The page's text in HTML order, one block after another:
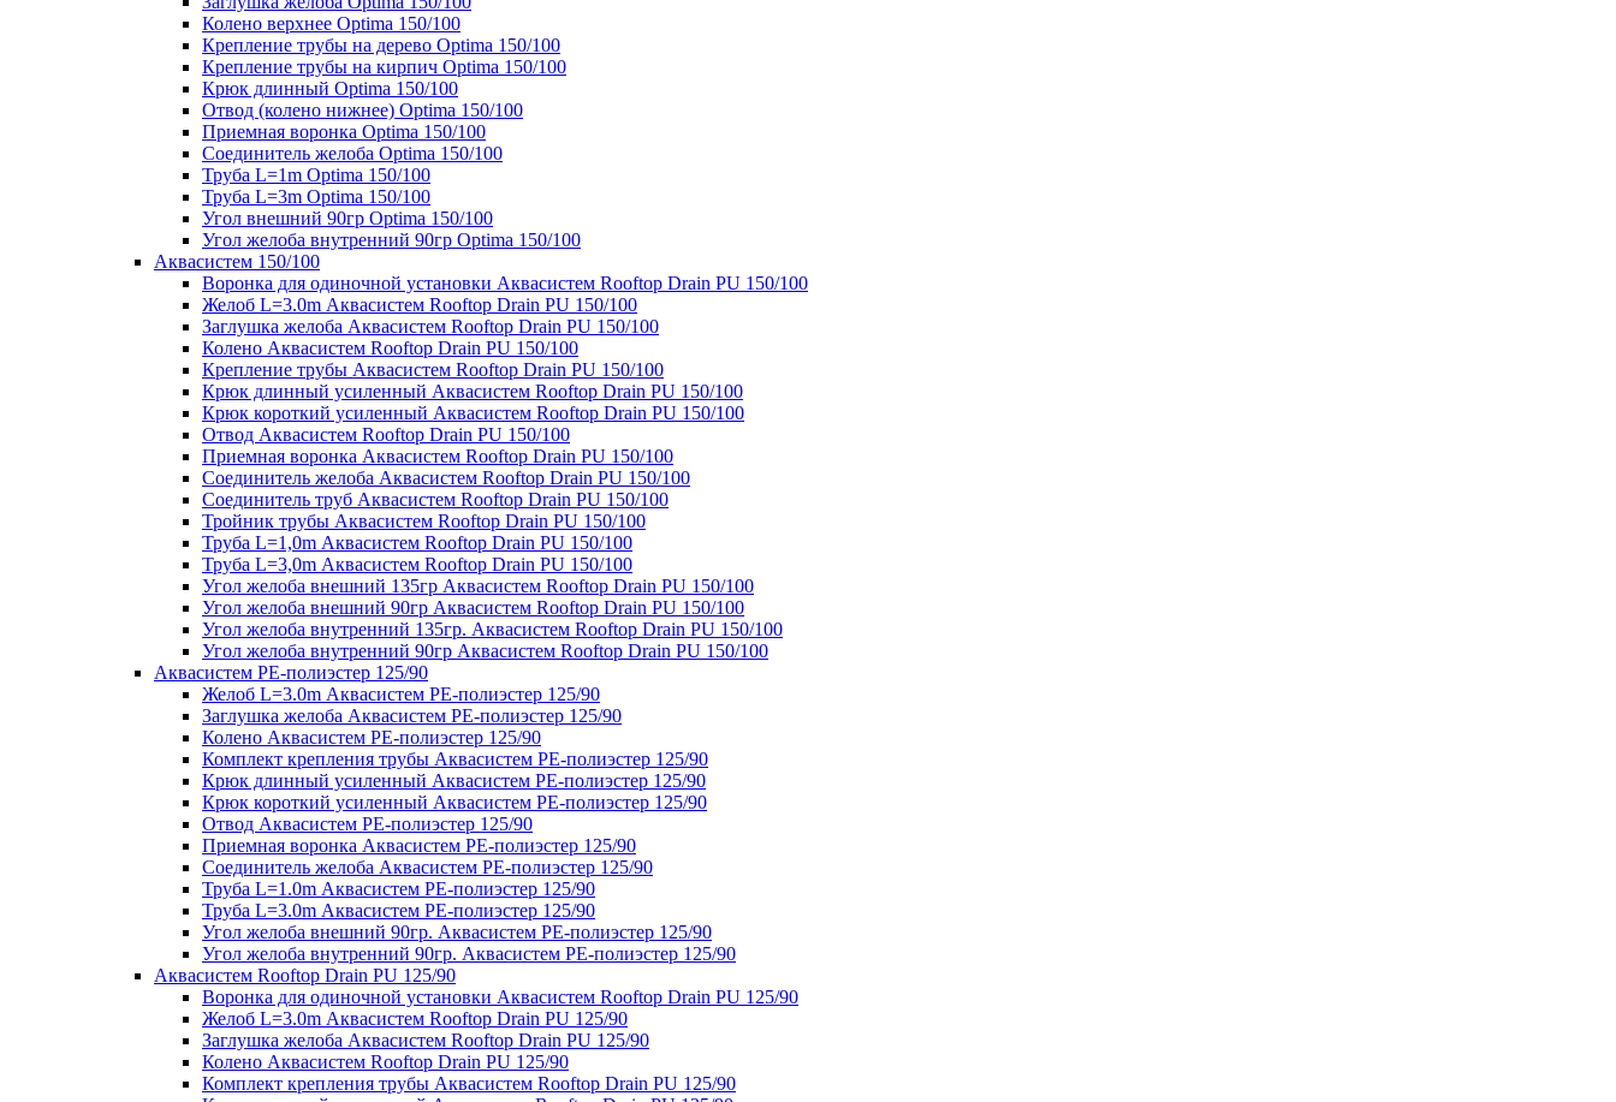
Колено верхнее Optima 150/100
Крепление трубы на дерево Optima 150/100
Крепление трубы на кирпич Optima 150/100
Крюк длинный Optima 150/100
Отвод (колено нижнее) Optima 150/100
Приемная воронка Optima 150/100
Соединитель желоба Optima 150/100
Труба L=1m Optima 150/100
Труба L=3m Optima 150/100
Угол внешний 90гр Optima 150/100
Угол желоба внутренний 90гр Optima 150/100
Аквасистем 150/100
Воронка для одиночной установки Аквасистем Rooftop Drain PU 150/100
Желоб L=3.0m Аквасистем Rooftop Drain PU 150/100
Заглушка желоба Аквасистем Rooftop Drain PU 150/100
Колено Аквасистем Rooftop Drain PU 150/100
Крепление трубы Аквасистем Rooftop Drain PU 150/100
Крюк длинный усиленный Аквасистем Rooftop Drain PU 150/100
Крюк короткий усиленный Аквасистем Rooftop Drain PU 150/100
Отвод Аквасистем Rooftop Drain PU 150/100
Приемная воронка Аквасистем Rooftop Drain PU 150/100
Соединитель желоба Аквасистем Rooftop Drain PU 150/100
Соединитель труб Аквасистем Rooftop Drain PU 150/100
Тройник трубы Аквасистем Rooftop Drain PU 150/100
Труба L=1,0m Аквасистем Rooftop Drain PU 150/100
Труба L=3,0m Аквасистем Rooftop Drain PU 150/100
Угол желоба внешний 135гр Аквасистем Rooftop Drain PU 150/100
Угол желоба внешний 90гр Аквасистем Rooftop Drain PU 150/100
Угол желоба внутренний 135гр. Аквасистем Rooftop Drain PU 150/100
Угол желоба внутренний 90гр Аквасистем Rooftop Drain PU 150/100
Аквасистем PE-полиэстер 125/90
Желоб L=3.0m Аквасистем PE-полиэстер 125/90
Заглушка желоба Аквасистем PE-полиэстер 125/90
Колено Аквасистем PE-полиэстер 125/90
Комплект крепления трубы Аквасистем PE-полиэстер 125/90
Крюк длинный усиленный Аквасистем PE-полиэстер 125/90
Крюк короткий усиленный Аквасистем PE-полиэстер 125/90
Отвод Аквасистем РЕ-полиэстер 125/90
Приемная воронка Аквасистем PE-полиэстер 125/90
Соединитель желоба Аквасистем PE-полиэстер 125/90
Труба L=1.0m Аквасистем PE-полиэстер 125/90
Труба L=3.0m Аквасистем PE-полиэстер 125/90
Угол желоба внешний 90гр. Аквасистем PE-полиэстер 125/90
Угол желоба внутренний 90гр. Аквасистем PE-полиэстер 125/90
Аквасистем Rooftop Drain PU 125/90
Воронка для одиночной установки Аквасистем Rooftop Drain PU 125/90
Желоб L=3.0m Аквасистем Rooftop Drain PU 125/90
Заглушка желоба Аквасистем Rooftop Drain PU 125/90
Колено Аквасистем Rooftop Drain PU 125/90
Комплект крепления трубы Аквасистем Rooftop Drain PU 125/90